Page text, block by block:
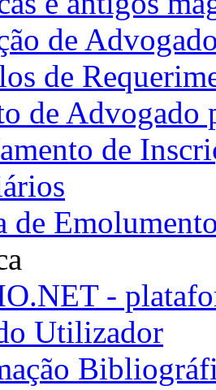
de
de
de Advogado
de
de
-
Utilizador